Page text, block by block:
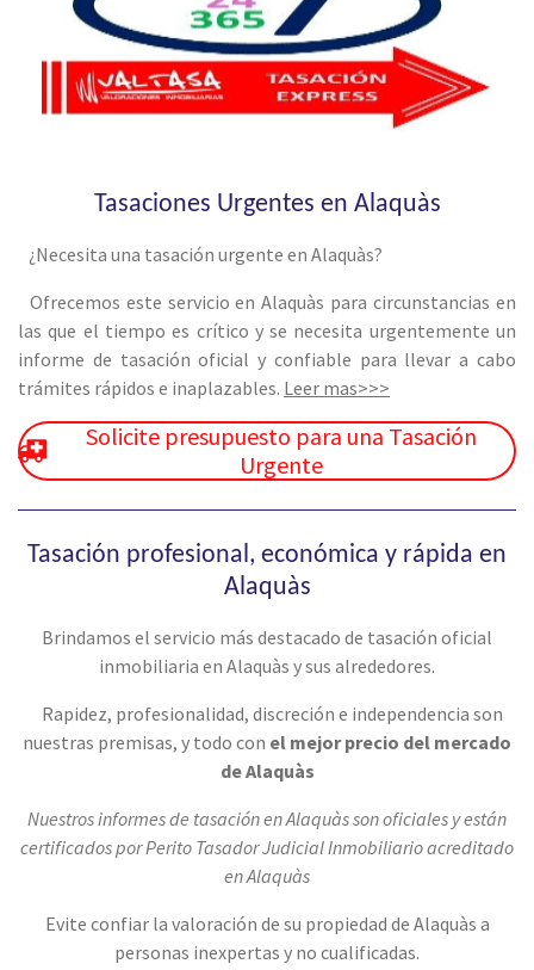
Tasaciones Urgentes en Alaquàs
¿Necesita una tasación urgente en Alaquàs?
Ofrecemos este servicio en Alaquàs para circunstancias en
las que el tiempo es crítico y se necesita urgentemente un
informe de tasación oficial y confiable para llevar a cabo
trámites rápidos e inaplazables. Leer mas>>>
Solicite presupuesto para una Tasación
Urgente
Tasación profesional, económica y rápida en
Alaquàs
Brindamos el servicio más destacado de tasación oficial
inmobiliaria en Alaquàs y sus alrededores.
Rapidez, profesionalidad, discreción e independencia son
nuestras premisas, y todo con el mejor precio del mercado
de Alaquàs
Nuestros informes de tasación en Alaquàs son oficiales y están
certificados por Perito Tasador Judicial Inmobiliario acreditado
en Alaquàs
Evite confiar la valoración de su propiedad de Alaquàs a
personas inexpertas y no cualificadas.